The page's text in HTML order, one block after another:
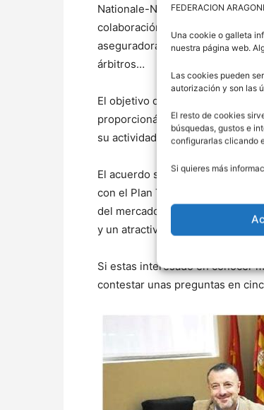
FEDERACION
Una cookie o galleta
nuestra página web.
Las cookies pueden
autorización y son las
El resto de cookies
búsquedas, gustos e
configurarlas clicando
Si quieres más
Nationale-Nederlanden y la
colaboración que materializa la
aseguradora a personas que
árbitros…
El objetivo de Nationale-
proporcionándoles un horario
su actividad deportiva.
El acuerdo se enmarca en el
con el Plan Talent, un plan de
del mercado que ofrece, entre
y un atractivo plan de carrera
Si estas interesado en conocer
contestar unas preguntas en